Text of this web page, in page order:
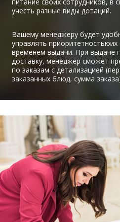
учесть разные виды дотаций.
Вашему менеджеру будет
управлять приоритетностьюих
временем выдачи. При выдаче
доставку, менеджер сможет
по заказам с детализацией
заказанных блюд, сумма